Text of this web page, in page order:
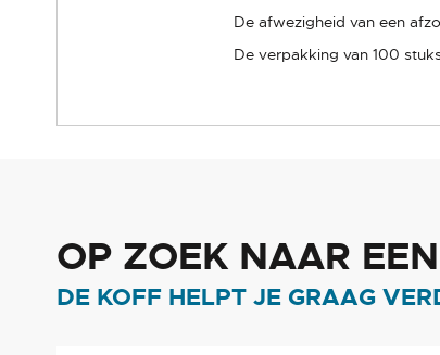
De afwezigheid van een
De verpakking van 100
OP ZOEK NAAR
DE KOFF HELPT JE GRAAG